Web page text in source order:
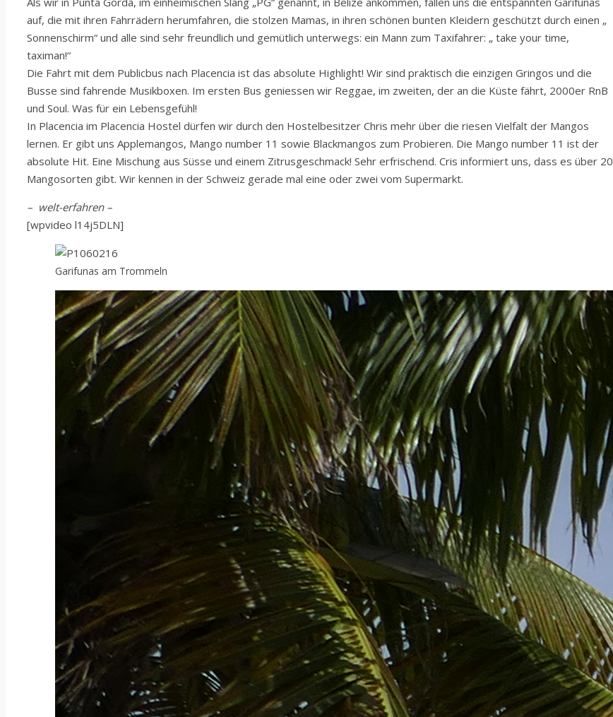
auf, die mit ihren Fahrrädern herumfahren, die stolzen Mamas, in ihren schönen bunten Kleidern geschützt durch einen „
Sonnenschirm“ und alle sind sehr freundlich und gemütlich unterwegs: ein Mann zum Taxifahrer: „ take your time,
taximan!“
Die Fahrt mit dem Publicbus nach Placencia ist das absolute Highlight! Wir sind praktisch die einzigen Gringos und die
Busse sind fahrende Musikboxen. Im ersten Bus geniessen wir Reggae, im zweiten, der an die Küste fährt, 2000er RnB
und Soul. Was für ein Lebensgefühl!
In Placencia im Placencia Hostel dürfen wir durch den Hostelbesitzer Chris mehr über die riesen Vielfalt der Mangos
lernen. Er gibt uns Applemangos, Mango number 11 sowie Blackmangos zum Probieren. Die Mango number 11 ist der
absolute Hit. Eine Mischung aus Süsse und einem Zitrusgeschmack! Sehr erfrischend. Cris informiert uns, dass es über 20
Mangosorten gibt. Wir kennen in der Schweiz gerade mal eine oder zwei vom Supermarkt.
– welt-erfahren –
[wpvideo l14j5DLN]
Garifunas am Trommeln